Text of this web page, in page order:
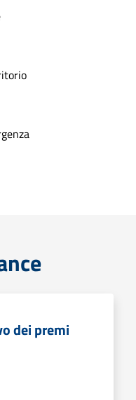
dei premi